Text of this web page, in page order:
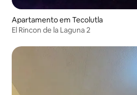
Apartamento em Tecolutla
El Rincon de la Laguna 2